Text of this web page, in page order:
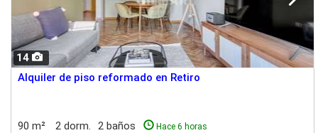
14
Alquiler de piso reformado en Retiro
90 m² 2 dorm. 2 baños Hace 6 horas